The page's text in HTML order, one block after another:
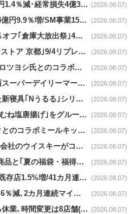
はるやまnews｜第1Q売上高71億円1.4％減･経常損失4億3800万円 (2026.08.07)
バローnews｜第１Q営業収益2434億円9.9％増/SM事業15.5％増と絶好調 (2026.08.07)
島忠news｜展示品家具が最大50％オフ｢倉庫大放出祭｣4店舗限定で開催 (2026.08.07)
ロフトnews｜新生｢モマ デザインストア 京都｣9/4リプレイスオープン (2026.08.07)
ハンズnews｜創業50周年記念･ムロツヨシ氏とのコラボ企画｢ムロハンズ｣開催 (2026.08.07)
関西フードマーケットnews｜関西スーパーデイリーマート蒲生店8/7改装 (2026.08.07)
ニトリnews｜肌ざわりを追求した新寝具｢Nうるる｣シリーズを発売 (2026.08.07)
U.S.M.Hnews｜ ｢４種だしの国産むね塩唐揚げ｣をグループ610店で共同販促 (2026.08.07)
オイシックスnews｜スノーピークとのコラボミールキット8/13発売 (2026.08.07)
OICグループnews｜グループ酒造会社のウイスキーがコンペティション受賞 (2026.08.07)
PLANTnews｜お盆向けごちそう商品と｢夏の福袋・福得カート｣8/8から開催 (2026.08.07)
リテールパートナーズnews｜7月既存店1.5%増/41カ月連続増 (2026.08.07)
MrMax news｜7月既存店売上高1.6％減､2カ月連続マイナス (2026.08.07)
イオン九州news｜熊本地震による休業､時間変更は8店舗(8/7時点) (2026.08.07)